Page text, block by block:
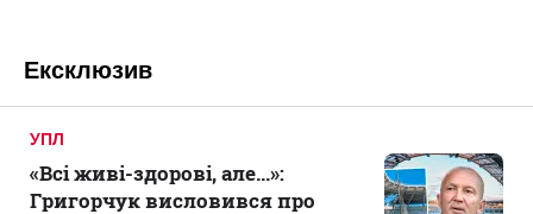
Ексклюзив
УПЛ
«Всі живі-здорові, але...»:
Григорчук висловився про